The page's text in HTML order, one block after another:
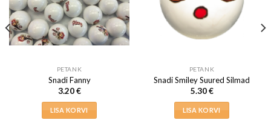
PETANK
Snadi Fanny
3.20€
LISA KORVI
PETANK
Snadi Smiley Suured Silmad
5.30€
LISA KORVI